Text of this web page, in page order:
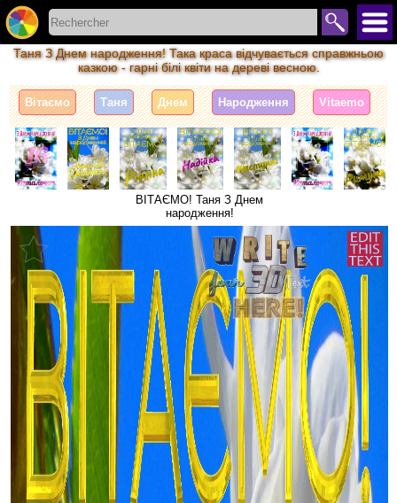
Таня З Днем народження! Така краса відчувається справжньою
казкою - гарні білі квіти на дереві весною.
Вітаємо Таня Днем Народження Vitaemo
ВІТАЄМО! Таня З Днем
народження!